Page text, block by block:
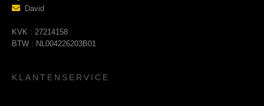
David
KVK : 27214158
BTW : NL004226203B01
KLANTENSERVICE